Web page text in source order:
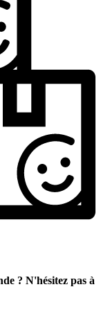
? N'hésitez pas à